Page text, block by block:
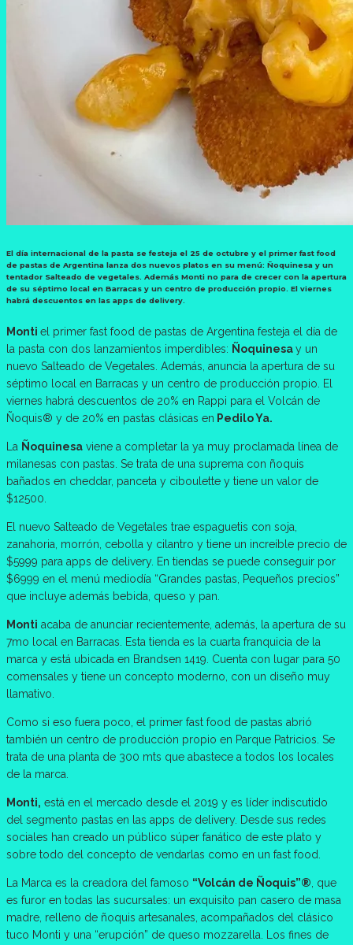
El día internacional de la pasta se festeja el 25 de octubre y el primer fast food
de pastas de Argentina lanza dos nuevos platos en su menú: Ñoquinesa y un
tentador Salteado de vegetales. Además Monti no para de crecer con la apertura
de su séptimo local en Barracas y un centro de producción propio. El viernes
habrá descuentos en las apps de delivery.
Monti el primer fast food de pastas de Argentina festeja el día de
la pasta con dos lanzamientos imperdibles: Ñoquinesay un
nuevo Salteado de Vegetales. Además, anuncia la apertura de su
séptimo local en Barracas y un centro de producción propio. El
viernes habrá descuentos de 20% en Rappi para el Volcán de
Ñoquis® y de 20% en pastas clásicas en Pedilo Ya.
La Ñoquinesa viene a completar la ya muy proclamada línea de
milanesas con pastas. Se trata de una suprema con ñoquis
bañados en cheddar, panceta y ciboulette y tiene un valor de
$12500.
El nuevo Salteado de Vegetales trae espaguetis con soja,
zanahoria, morrón, cebolla y cilantro y tiene un increíble precio de
$5999 para apps de delivery. En tiendas se puede conseguir por
$6999 en el menú mediodía “Grandes pastas, Pequeños precios”
que incluye además bebida, queso y pan.
Monti acaba de anunciar recientemente, además, la apertura de su
7mo local en Barracas. Esta tienda es la cuarta franquicia de la
marca y está ubicada en Brandsen 1419. Cuenta con lugar para 50
comensales y tiene un concepto moderno, con un diseño muy
llamativo.
Como si eso fuera poco, el primer fast food de pastas abrió
también un centro de producción propio en Parque Patricios. Se
trata de una planta de 300 mts que abastece a todos los locales
de la marca.
Monti, está en el mercado desde el 2019 y es líder indiscutido
del segmento pastas en las apps de delivery. Desde sus redes
sociales han creado un público súper fanático de este plato y
sobre todo del concepto de vendarlas como en un fast food.
La Marca es la creadora del famoso “Volcán de Ñoquis”®, que
es furor en todas las sucursales: un exquisito pan casero de masa
madre, relleno de ñoquis artesanales, acompañados del clásico
tuco Monti y una “erupción” de queso mozzarella. Los fines de